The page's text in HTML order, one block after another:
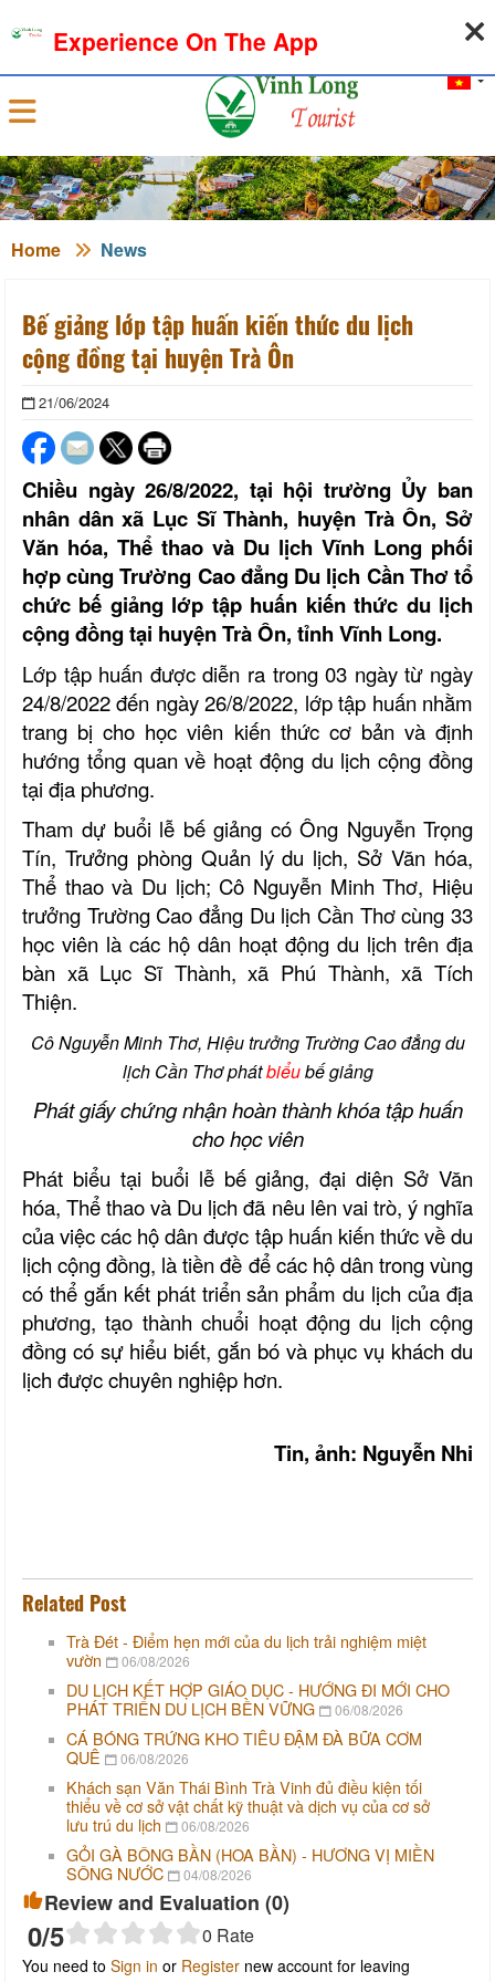
Sign in
Home News
Bế giảng lớp tập huấn kiến thức du lịch
cộng đồng tại huyện Trà Ôn
21/06/2024
Chiều ngày 26/8/2022, tại hội trường Ủy ban
nhân dân xã Lục Sĩ Thành, huyện Trà Ôn, Sở
Văn hóa, Thể thao và Du lịch Vĩnh Long phối
hợp cùng Trường Cao đẳng Du lịch Cần Thơ tổ
chức bế giảng lớp tập huấn kiến thức du lịch
cộng đồng tại huyện Trà Ôn, tỉnh Vĩnh Long.
Lớp tập huấn được diễn ra trong 03 ngày từ ngày
24/8/2022 đến ngày 26/8/2022, lớp tập huấn nhằm
trang bị cho học viên kiến thức cơ bản và định
hướng tổng quan về hoạt động du lịch cộng đồng
tại địa phương.
Tham dự buổi lễ bế giảng có Ông Nguyễn Trọng
Tín, Trưởng phòng Quản lý du lịch, Sở Văn hóa,
Thể thao và Du lịch; Cô Nguyễn Minh Thơ, Hiệu
trưởng Trường Cao đẳng Du lịch Cần Thơ cùng 33
học viên là các hộ dân hoạt động du lịch trên địa
bàn xã Lục Sĩ Thành, xã Phú Thành, xã Tích
Thiện.
Cô Nguyễn Minh Thơ, Hiệu trưởng Trường Cao đẳng du
lịch Cần Thơ phátbiểubế giảng
Phát giấy chứng nhận hoàn thành khóa tập huấn
cho học viên
Phát biểu tại buổi lễ bế giảng, đại diện Sở Văn
hóa, Thể thao và Du lịch đã nêu lên vai trò, ý nghĩa
của việc các hộ dân được tập huấn kiến thức về du
lịch cộng đồng, là tiền đề để các hộ dân trong vùng
có thể gắn kết phát triển sản phẩm du lịch của địa
phương, tạo thành chuổi hoạt động du lịch cộng
đồng có sự hiểu biết, gắn bó và phục vụ khách du
lịch được chuyên nghiệp hơn.
Tin, ảnh: Nguyễn Nhi
Related Post
Trà Đét - Điểm hẹn mới của du lịch trải nghiệm miệt
vườn
06/08/2026
DU LỊCH KẾT HỢP GIÁO DỤC - HƯỚNG ĐI MỚI CHO
PHÁT TRIỂN DU LỊCH BỀN VỮNG
06/08/2026
CÁ BÓNG TRỨNG KHO TIÊU ĐẬM ĐÀ BỮA CƠM
QUÊ
06/08/2026
Khách sạn Văn Thái Bình Trà Vinh đủ điều kiện tối
thiểu về cơ sở vật chất kỹ thuật và dịch vụ của cơ sở
lưu trú du lịch
06/08/2026
GỎI GÀ BÔNG BẦN (HOA BẦN) - HƯƠNG VỊ MIỀN
SÔNG NƯỚC
04/08/2026
Review and Evaluation (0)
0/5 0 Rate
You need to Sign in or Register new account for leaving
Experience On The App